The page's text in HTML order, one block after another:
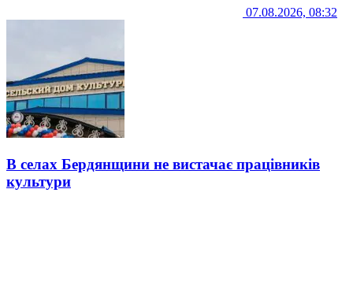
07.08.2026, 08:32
В селах Бердянщини не вистачає працівників
культури